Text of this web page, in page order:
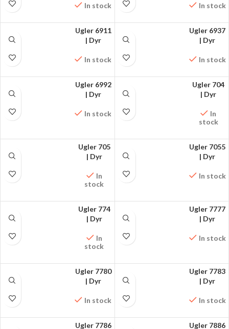
In stock In stock
FÅ MØNSTRET PÅ
Ugler 6911
| Dyr
In stock
FÅ MØNSTRET PÅ
Ugler 6937
| Dyr
In stock
FÅ MØNSTRET PÅ
Ugler 6992
| Dyr
In stock
FÅ MØNSTRET PÅ
Ugler 704
| Dyr
In
stock
FÅ MØNSTRET PÅ
Ugler 705
| Dyr
In
stock
FÅ MØNSTRET PÅ
Ugler 7055
| Dyr
In stock
FÅ MØNSTRET PÅ
Ugler 774
| Dyr
In
stock
FÅ MØNSTRET PÅ
Ugler 7777
| Dyr
In stock
FÅ MØNSTRET PÅ
Ugler 7780
| Dyr
In stock
FÅ MØNSTRET PÅ
Ugler 7783
| Dyr
In stock
Ugler 7786
Ugler 7886